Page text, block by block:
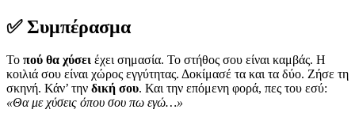
✅ Συμπέρασμα
Το πού θα χύσει έχει σημασία. Το στήθος σου είναι καμβάς. Η
κοιλιά σου είναι χώρος εγγύτητας. Δοκίμασέ τα και τα δύο. Ζήσε τη
σκηνή. Κάν’ την δική σου. Και την επόμενη φορά, πες του εσύ:
«Θα με χύσεις όπου σου πω εγώ…»